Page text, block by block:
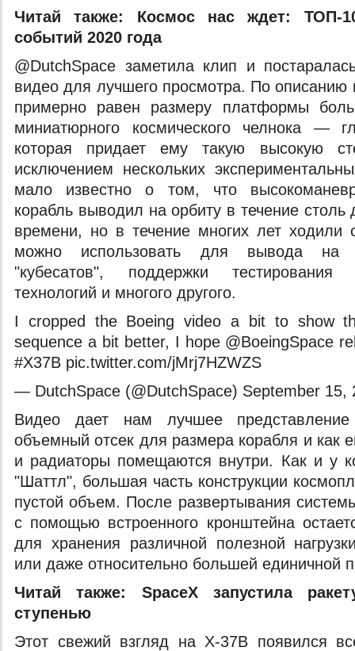
Читай также: Космос насждет: ТОП-
событий 2020 года
@DutchSpace заметила клип и
видео для лучшего просмотра. По описанию
примерно равен размеру платформы
миниатюрного космического челнока —
которая придает ему такую ​​высокую
исключением нескольких
мало известно о том, что
корабль выводил на орбиту в течение столь
времени, но в течение многих лет ходили
можно использовать для вывода на
"кубесатов", поддержки тестирования
технологий и многого другого.
I cropped the Boeing video a bit to show
sequence a bit better, I hope @BoeingSpace
#X37B pic.twitter.com/jMrj7HZWZS
— DutchSpace (@DutchSpace) September 15,
Видео дает нам лучшее
объемный отсек для размера корабля и как
и радиаторы помещаются внутри. Как и у
"Шаттл", большая часть конструкции
пустой объем. После развертывания
с помощью встроенного кронштейна
для хранения различной полезной
или даже относительно большей единичной
Читай также: SpaceX запустила
ступенью
Этот свежий взгляд на X-37B появился